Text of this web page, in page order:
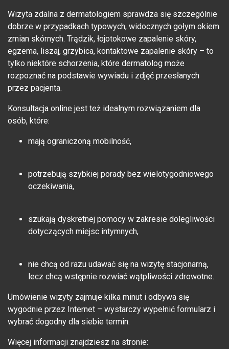
Wizyta zdalna z dermatologiem sprawdza się szczególnie
dobrze w przypadkach typowych, widocznych gołym okiem
zmian skórnych. Trądzik, łojotokowe zapalenie skóry,
egzema, liszaj, grzybica, kontaktowe zapalenie skóry – to
tylko niektóre schorzenia, które dermatolog może
rozpoznać na podstawie wywiadu i zdjęć przesłanych
przez pacjenta.
Konsultacja online jest też idealnym rozwiązaniem dla
osób, które:
mają ograniczoną mobilność,
potrzebują szybkiej porady bez wielotygodniowego
oczekiwania,
szukają dyskretnej pomocy w zakresie dolegliwości
dotyczących miejsc intymnych,
nie chcą od razu udawać się na wizytę stacjonarną,
lecz chcą wstępnie rozwiać wątpliwości zdrowotne.
Umówienie wizyty zajmuje kilka minut i odbywa się
wygodnie przez Internet – wystarczy wypełnić formularz i
wybrać dogodny dla siebie termin.
Więcej informacji znajdziesz na stronie: